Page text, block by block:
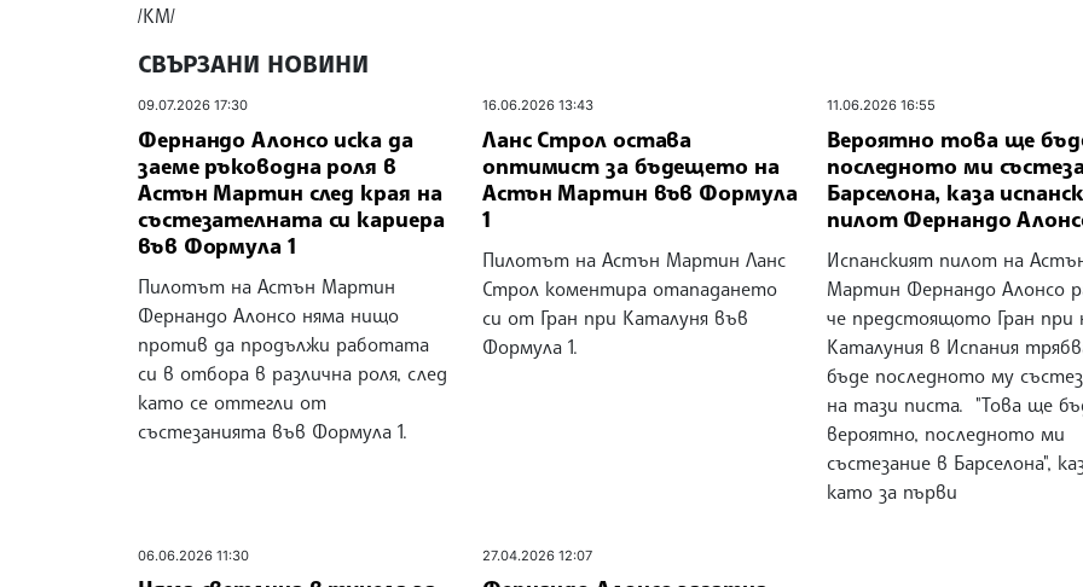
/КМ/
СВЪРЗАНИ НОВИНИ
09.07.2026 17:30
Фернандо Алонсо иска да
заеме ръководна роля в
Астън Мартин след края на
състезателната си кариера
във Формула 1
Пилотът на Астън Мартин
Фернандо Алонсо няма нищо
против да продължи работата
си в отбора в различна роля, след
като се оттегли от
състезанията във Формула 1.
16.06.2026 13:43
Ланс Строл остава
оптимист за бъдещето на
Астън Мартин във Формула
1
Пилотът на Астън Мартин Ланс
Строл коментира отападането
си от Гран при Каталуня във
Формула 1.
11.06.2026 16:55
Вероятно това ще
последното ми
Барселона, каза
пилот Фернандо
Испанският пилот на
Мартин Фернандо Алонсо
че предстоящото Гран при
Каталуния в Испания
бъде последното му
на тази писта. "Това ще
вероятно, последното ми
състезание в Барселона",
като за първи
06.06.2026 11:30 27.04.2026 12:07